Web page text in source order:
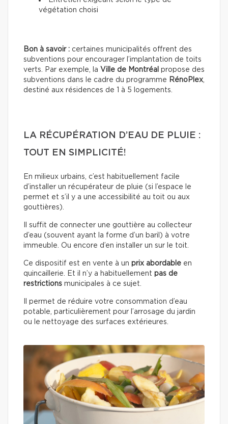
végétation choisi
Bon à savoir : certaines municipalités offrent des
subventions pour encourager l’implantation de toits
verts. Par exemple, la Ville de Montréal propose des
subventions dans le cadre du programme RénoPlex,
destiné aux résidences de 1 à 5 logements.
LA RÉCUPÉRATION D’EAU DE PLUIE :
TOUT EN SIMPLICITÉ!
En milieux urbains, c’est habituellement facile
d’installer un récupérateur de pluie (si l’espace le
permet et s’il y a une accessibilité au toit ou aux
gouttières).
Il suffit de connecter une gouttière au collecteur
d’eau (souvent ayant la forme d’un baril) à votre
immeuble. Ou encore d’en installer un sur le toit.
Ce dispositif est en vente à un prix abordable en
quincaillerie. Et il n’y a habituellement pas de
restrictions municipales à ce sujet.
Il permet de réduire votre consommation d’eau
potable, particulièrement pour l’arrosage du jardin
ou le nettoyage des surfaces extérieures.